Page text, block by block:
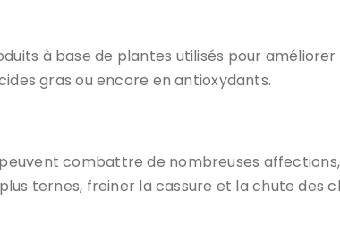
à base de plantes utilisés pour
gras ou encore en antioxydants.
combattre de nombreuses
ternes, freiner la cassure et la chute des